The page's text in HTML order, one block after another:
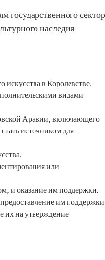
государственного
наследия
в Королевстве.
видами
Аравии, включающего
источником для
или
и оказание им поддержки.
им
их на утверждение